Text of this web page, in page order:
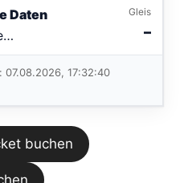
Daten
Gleis
–
07.08.2026, 17:32:40
buchen